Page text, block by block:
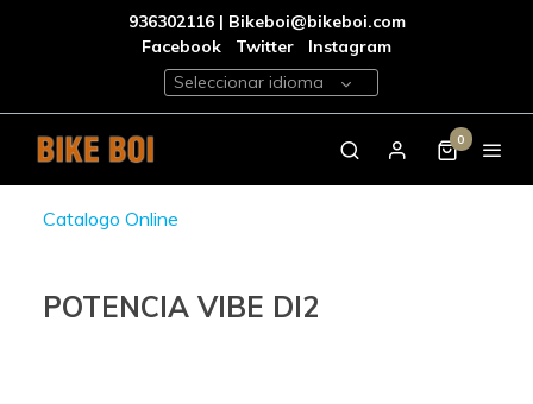
936302116 | Bikeboi@bikeboi.com
Facebook
Twitter
Instagram
Seleccionar idioma
0
Catalogo Online
POTENCIA VIBE DI2